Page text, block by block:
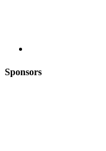
Sponsors